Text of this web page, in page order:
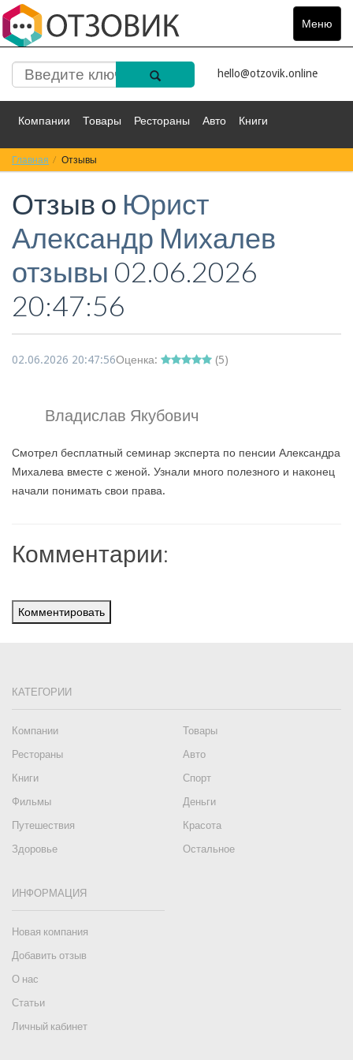
Меню
Toggle
hello@otzovik.online
Компании Товары Рестораны Авто Книги
Спорт Фильмы
Красота Здоровье Остальное
Главная Отзывы
Отзыв о Юрист
Александр Михалев
отзывы 02.06.2026
20:47:56
02.06.2026 20:47:56Оценка: (5)
Владислав Якубович
Смотрел бесплатный семинар эксперта по пенсии Александра
Михалева вместе с женой. Узнали много полезного и наконец
начали понимать свои права.
Комментарии:
Комментировать
КАТЕГОРИИ
Компании
Товары
Рестораны
Авто
Книги
Спорт
Фильмы
Деньги
Путешествия
Красота
Здоровье
Остальное
ИНФОРМАЦИЯ
Новая компания
Добавить отзыв
О нас
Статьи
Личный кабинет